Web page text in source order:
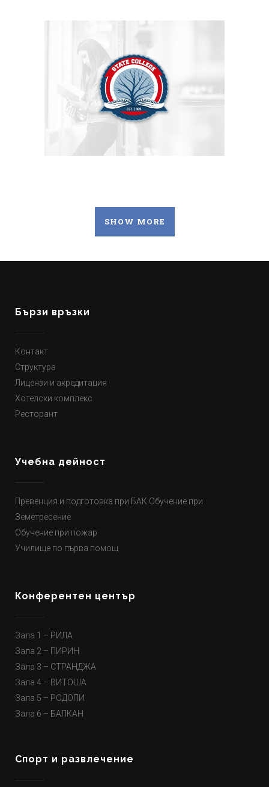
SHOW MORE
Бързи връзки
Контакт
Структура
Лицензи и акредитация
Хотелски комплекс
Ресторант
Учебна дейност
Превенция и подготовка при БАК Обучение при
Земетресение
Обучение при пожар
Училище по първа помощ
Конферентен център
Зала 1 – РИЛА
Зала 2 – ПИРИН
Зала 3 – СТРАНДЖА
Зала 4 – ВИТОША
Зала 5 – РОДОПИ
Зала 6 – БАЛКАН
Спорт и развлечение